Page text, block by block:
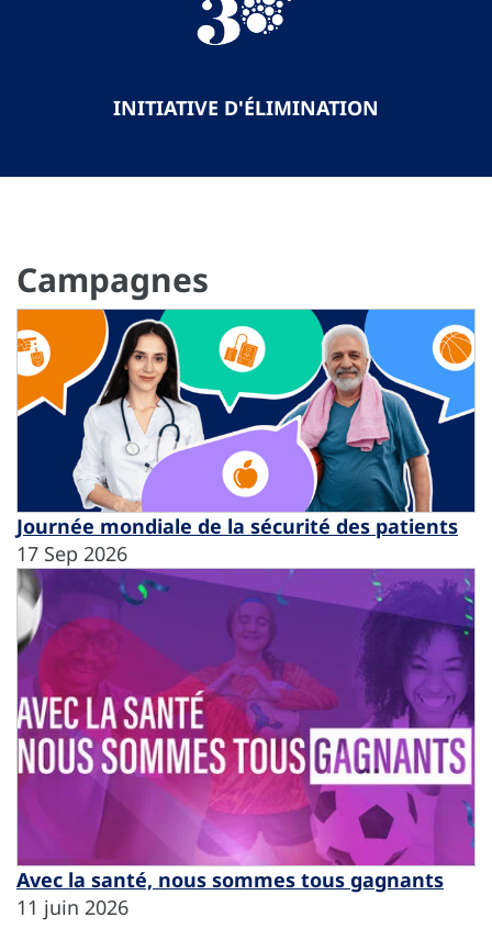
INITIATIVE D'ÉLIMINATION
Campagnes
Journée mondiale de la sécurité des patients
17 Sep 2026
Avec la santé, nous sommes tous gagnants
11 juin 2026